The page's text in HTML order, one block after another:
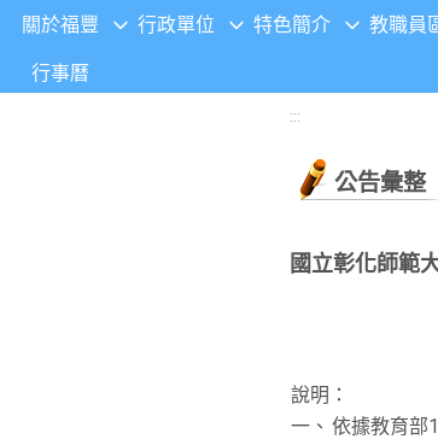
關於福豐 行政單位 特色簡介 教職員
行事曆
:::
公告彙整
國立彰化師範
說明：
一、 依據教育部